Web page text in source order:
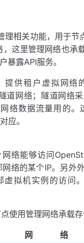
相关功能，用于节
这里管理网络也承
暴露API服务。
供租户虚拟网络
网络；隧道网络
络数据流量用的。
应。
络能够访问
络的某个IP。另外
拟机实例的访问
使用管理网络承载存
网